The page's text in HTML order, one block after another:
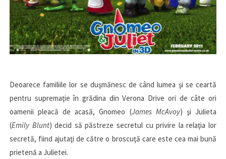
Deoarece familiile lor se duşmănesc de când lumea şi se ceartă
pentru supremaţie în grădina din Verona Drive ori de câte ori
oamenii pleacă de acasă, Gnomeo (James McAvoy) şi Julieta
(Emily Blunt) decid să păstreze secretul cu privire la relaţia lor
secretă, fiind ajutaţi de către o broscuţă care este cea mai bună
prietenă a Julietei.